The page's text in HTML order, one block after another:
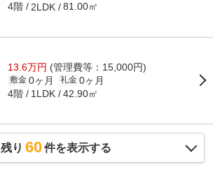
4階 2LDK 81.00㎡
13.6万円 (管理費等：15,000円)
敷金 0ヶ月 礼金 0ヶ月
4階 1LDK 42.90㎡
残り 60件を表示する